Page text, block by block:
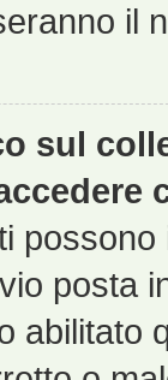
il
sul
posta
abilitato